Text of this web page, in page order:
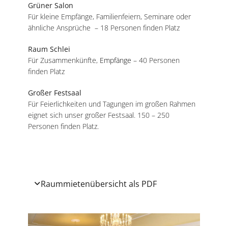
Grüner Salon
Für kleine Empfänge, Familienfeiern, Seminare oder
ähnliche Ansprüche – 18 Personen finden Platz
Raum Schlei
Für Zusammenkünfte, Empfänge – 40 Personen
finden Platz
Großer Festsaal
Für Feierlichkeiten und Tagungen im großen Rahmen
eignet sich unser großer Festsaal. 150 – 250
Personen finden Platz.
Raummietenübersicht als PDF